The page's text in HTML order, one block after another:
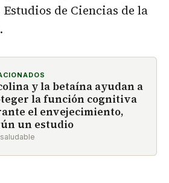
de Ciencias de la
y la betaína ayudan a
la función cognitiva
el envejecimiento,
un estudio